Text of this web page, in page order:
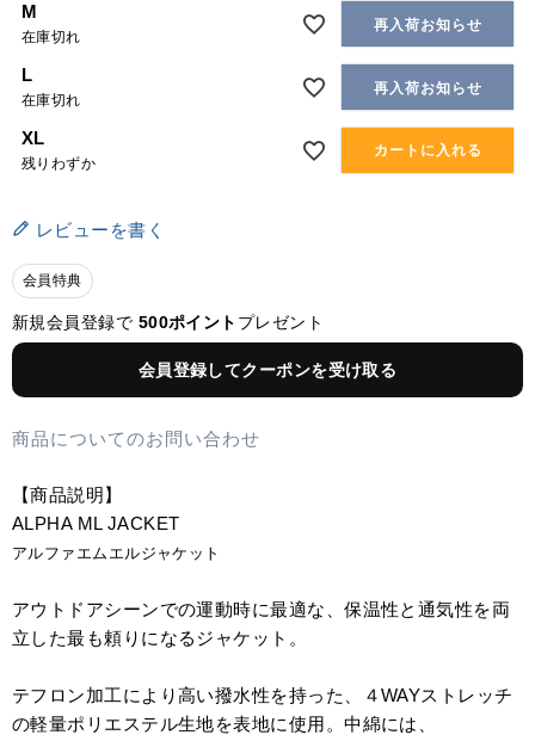
M
在庫切れ
再入荷お知らせ
L
在庫切れ
再入荷お知らせ
XL
残りわずか
カートに入れる
レビューを書く
会員特典
新規会員登録で 500ポイント プレゼント
会員登録してクーポンを受け取る
商品についてのお問い合わせ
【商品説明】
ALPHA ML JACKET
アルファエムエルジャケット
アウトドアシーンでの運動時に最適な、保温性と通気性を両
立した最も頼りになるジャケット。⁠
テフロン加工により高い撥水性を持った、４WAYストレッチ
の軽量ポリエステル生地を表地に使用。中綿には、